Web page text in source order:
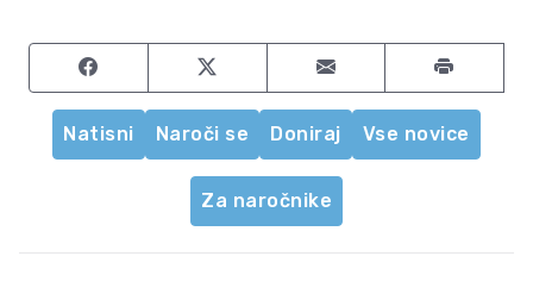
Share on FacebookShare on TwitterShare by email
Natisni Naroči se Doniraj Vse novice
Za naročnike